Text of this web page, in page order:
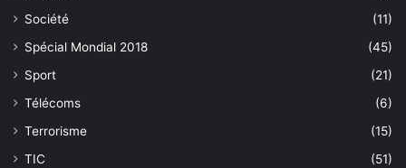
Société
(11)
Spécial Mondial 2018
(45)
Sport
(21)
Télécoms
(6)
Terrorisme
(15)
TIC
(51)